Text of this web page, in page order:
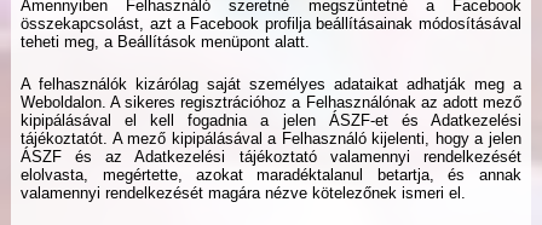
Amennyiben Felhasználó szeretné megszüntetné a Facebook
összekapcsolást, azt a Facebook profilja beállításainak módosításával
teheti meg, a Beállítások menüpont alatt.
A felhasználók kizárólag saját személyes adataikat adhatják meg a
Weboldalon. A sikeres regisztrációhoz a Felhasználónak az adott mező
kipipálásával el kell fogadnia a jelen ÁSZF-et és Adatkezelési
tájékoztatót. A mező kipipálásával a Felhasználó kijelenti, hogy a jelen
ÁSZF és az Adatkezelési tájékoztató valamennyi rendelkezését
elolvasta, megértette, azokat maradéktalanul betartja, és annak
valamennyi rendelkezését magára nézve kötelezőnek ismeri el.